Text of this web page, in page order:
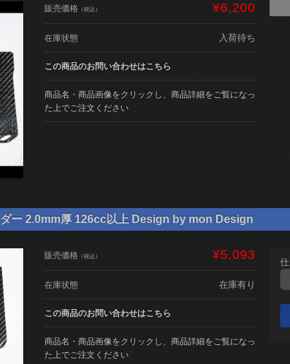
販売価格 （税込） ¥6,200
在庫状態 入荷待ち
この商品のお問い合わせはこちら
商品名・商品画像をクリックし、商品詳細をご覧になっ
た上でご注文ください
ダー 2.0mm厚 126cc以上 Design by mon Design
販売価格 （税込） ¥5,093
在庫状態 在庫有り
この商品のお問い合わせはこちら
商品名・商品画像をクリックし、商品詳細をご覧になっ
た上でご注文ください